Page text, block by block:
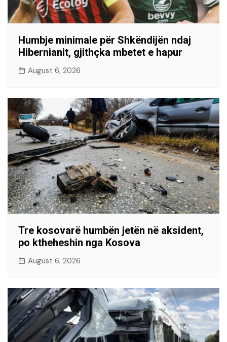
Humbje minimale për Shkëndijën ndaj
Hibernianit, gjithçka mbetet e hapur
August 6, 2026
Tre kosovarë humbën jetën në aksident,
po ktheheshin nga Kosova
August 6, 2026